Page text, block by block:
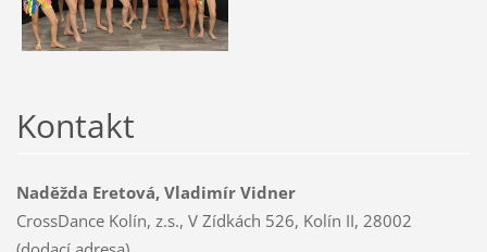
Kontakt
Naděžda Eretová, Vladimír Vidner
CrossDance Kolín, z.s., V Zídkách 526, Kolín II, 28002